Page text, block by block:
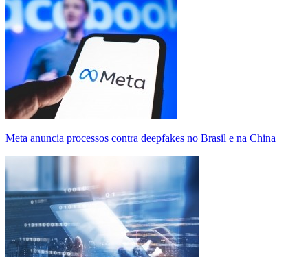
Meta anuncia processos contra deepfakes no Brasil e na China